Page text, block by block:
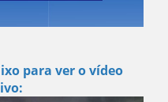
para ver o vídeo